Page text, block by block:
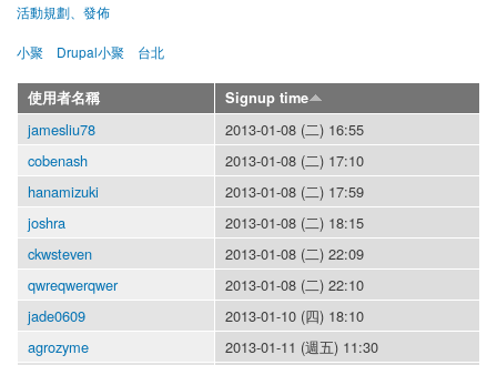
活動規劃、發佈
小聚 Drupal小聚 台北
使用者名稱 Signup time
jamesliu78
2013-01-08 (二) 16:55
cobenash
2013-01-08 (二) 17:10
hanamizuki
2013-01-08 (二) 17:59
joshra
2013-01-08 (二) 18:15
ckwsteven
2013-01-08 (二) 22:09
qwreqwerqwer
2013-01-08 (二) 22:10
jade0609
2013-01-10 (四) 18:10
agrozyme
2013-01-11 (週五) 11:30